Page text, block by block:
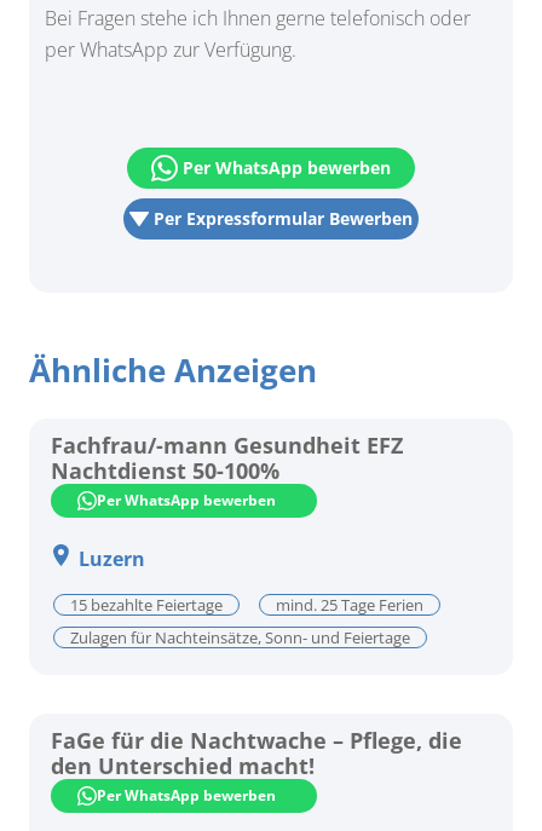
Bei Fragen stehe ich Ihnen gerne telefonisch oder
per WhatsApp zur Verfügung.
Per Expressformular Bewerben
Per WhatsApp bewerben
Ähnliche Anzeigen
Fachfrau/-mann Gesundheit EFZ
Nachtdienst 50-100%
Per WhatsApp bewerben
Luzern
15 bezahlte Feiertage
mind. 25 Tage Ferien
Zulagen für Nachteinsätze, Sonn- und Feiertage
FaGe für die Nachtwache – Pflege, die
den Unterschied macht!
Per WhatsApp bewerben